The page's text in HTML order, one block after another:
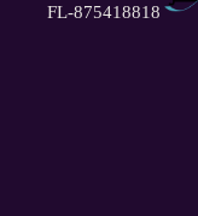
FL-875418818